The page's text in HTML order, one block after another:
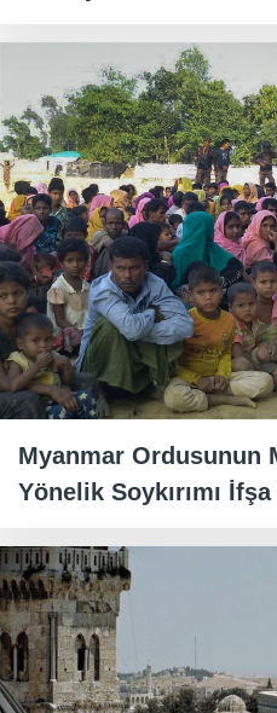
Myanmar Ordusunun
Yönelik Soykırımı